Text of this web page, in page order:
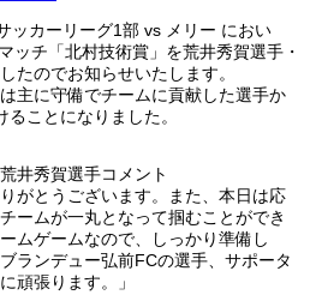
ッカーリーグ1部 vs メリー におい
ッチ「北村技術賞」を荒井秀賀選手・
たのでお知らせいたします。
主に守備でチームに貢献した選手か
ことになりました。
井秀賀選手コメント
がとうございます。また、本日は応
ームが一丸となって掴むことができ
ムゲームなので、しっかり準備し
ランデュー弘前FCの選手、サポータ
頑張ります。」